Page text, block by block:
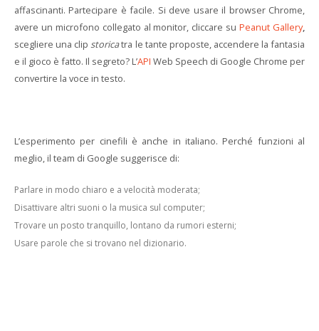
affascinanti. Partecipare è facile. Si deve usare il browser Chrome,
avere un microfono collegato al monitor, cliccare suPeanut Gallery,
scegliere una clipstoricatra le tante proposte, accendere la fantasia
e il gioco è fatto. Il segreto? L’API Web Speech di Google Chrome per
convertire la voce in testo.
L’esperimento per cinefili è anche in italiano. Perché funzioni al
meglio, il team di Google suggerisce di:
Parlare in modo chiaro e a velocità moderata;
Disattivare altri suoni o la musica sul computer;
Trovare un posto tranquillo, lontano da rumori esterni;
Usare parole che si trovano nel dizionario.